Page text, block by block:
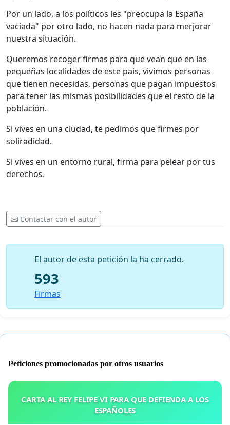
Por un lado, a los políticos les "preocupa la España
vaciada" por otro lado, no hacen nada para merjorar
nuestra situación.
Queremos recoger firmas para que vean que en las
pequeñas localidades de este pais, vivimos personas
que tienen necesidas, personas que pagan impuestos
para tener las mismas posibilidades que el resto de la
población.
Si vives en una ciudad, te pedimos que firmes por
soliradidad.
Si vives en un entorno rural, firma para pelear por tus
derechos.
Contactar con el autor
El autor de esta petición la ha cerrado.
593
Firmas
Peticiones promocionadas por otros usuarios
CARTA AL REY FELIPE VI PARA QUE DEFIENDA A LOS
ESPAÑOLES